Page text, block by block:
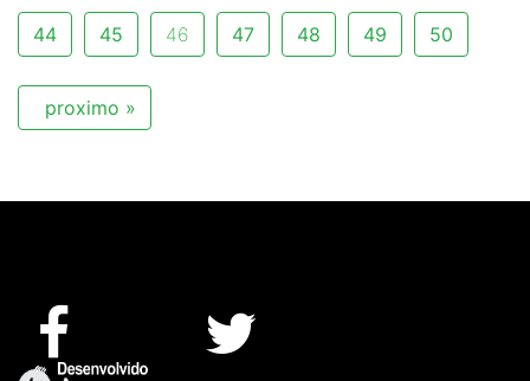
44 45 46 47 48 49 50
proximo »